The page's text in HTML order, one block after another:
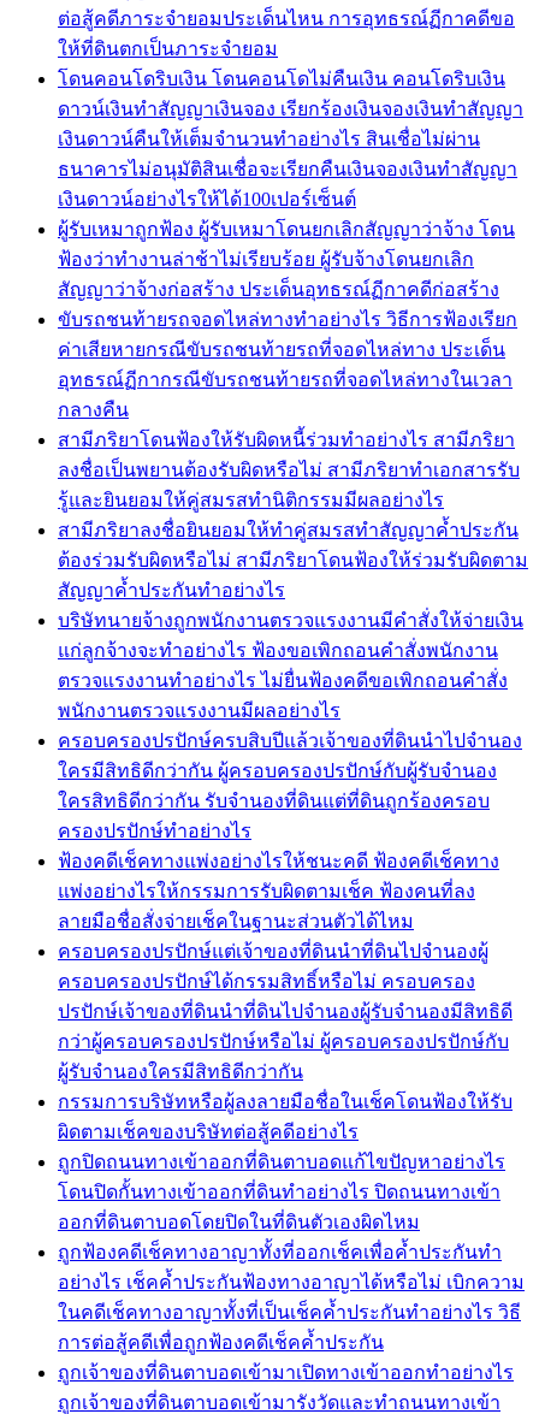
ต่อสู้คดีภาระจำยอมประเด็นไหน การอุทธรณ์ฏีกาคดีขอ
ให้ที่ดินตกเป็นภาระจำยอม
โดนคอนโดริบเงิน โดนคอนโดไม่คืนเงิน คอนโดริบเงิน
ดาวน์เงินทำสัญญาเงินจอง เรียกร้องเงินจองเงินทำสัญญา
เงินดาวน์คืนให้เต็มจำนวนทำอย่างไร สินเชื่อไม่ผ่าน
ธนาคารไม่อนุมัติสินเชื่อจะเรียกคืนเงินจองเงินทำสัญญา
เงินดาวน์อย่างไรให้ได้100เปอร์เซ็นต์
ผู้รับเหมาถูกฟ้อง ผู้รับเหมาโดนยกเลิกสัญญาว่าจ้าง โดน
ฟ้องว่าทำงานล่าช้าไม่เรียบร้อย ผู้รับจ้างโดนยกเลิก
สัญญาว่าจ้างก่อสร้าง ประเด็นอุทธรณ์ฏีกาคดีก่อสร้าง
ขับรถชนท้ายรถจอดไหล่ทางทำอย่างไร วิธีการฟ้องเรียก
ค่าเสียหายกรณีขับรถชนท้ายรถที่จอดไหล่ทาง ประเด็น
อุทธรณ์ฏีกากรณีขับรถชนท้ายรถที่จอดไหล่ทางในเวลา
กลางคืน
สามีภริยาโดนฟ้องให้รับผิดหนี้ร่วมทำอย่างไร สามีภริยา
ลงชื่อเป็นพยานต้องรับผิดหรือไม่ สามีภริยาทำเอกสารรับ
รู้และยินยอมให้คู่สมรสทำนิติกรรมมีผลอย่างไร
สามีภริยาลงชื่อยินยอมให้ทำคู่สมรสทำสัญญาค้ำประกัน
ต้องร่วมรับผิดหรือไม่ สามีภริยาโดนฟ้องให้ร่วมรับผิดตาม
สัญญาค้ำประกันทำอย่างไร
บริษัทนายจ้างถูกพนักงานตรวจแรงงานมีคำสั่งให้จ่ายเงิน
แก่ลูกจ้างจะทำอย่างไร ฟ้องขอเพิกถอนคำสั่งพนักงาน
ตรวจแรงงานทำอย่างไร ไม่ยื่นฟ้องคดีขอเพิกถอนคำสั่ง
พนักงานตรวจแรงงานมีผลอย่างไร
ครอบครองปรปักษ์ครบสิบปีแล้วเจ้าของที่ดินนำไปจำนอง
ใครมีสิทธิดีกว่ากัน ผู้ครอบครองปรปักษ์กับผู้รับจำนอง
ใครสิทธิดีกว่ากัน รับจำนองที่ดินแต่ที่ดินถูกร้องครอบ
ครองปรปักษ์ทำอย่างไร
ฟ้องคดีเช็คทางแพ่งอย่างไรให้ชนะคดี ฟ้องคดีเช็คทาง
แพ่งอย่างไรให้กรรมการรับผิดตามเช็ค ฟ้องคนที่ลง
ลายมือชื่อสั่งจ่ายเช็คในฐานะส่วนตัวได้ไหม
ครอบครองปรปักษ์แต่เจ้าของที่ดินนำที่ดินไปจำนองผู้
ครอบครองปรปักษ์ได้กรรมสิทธิ์หรือไม่ ครอบครอง
ปรปักษ์เจ้าของที่ดินนำที่ดินไปจำนองผู้รับจำนองมีสิทธิดี
กว่าผู้ครอบครองปรปักษ์หรือไม่ ผู้ครอบครองปรปักษ์กับ
ผู้รับจำนองใครมีสิทธิดีกว่ากัน
กรรมการบริษัทหรือผู้ลงลายมือชื่อในเช็คโดนฟ้องให้รับ
ผิดตามเช็คของบริษัทต่อสู้คดีอย่างไร
ถูกปิดถนนทางเข้าออกที่ดินตาบอดแก้ไขปัญหาอย่างไร
โดนปิดกั้นทางเข้าออกที่ดินทำอย่างไร ปิดถนนทางเข้า
ออกที่ดินตาบอดโดยปิดในที่ดินตัวเองผิดไหม
ถูกฟ้องคดีเช็คทางอาญาทั้งที่ออกเช็คเพื่อค้ำประกันทำ
อย่างไร เช็คค้ำประกันฟ้องทางอาญาได้หรือไม่ เบิกความ
ในคดีเช็คทางอาญาทั้งที่เป็นเช็คค้ำประกันทำอย่างไร วิธี
การต่อสู้คดีเพื่อถูกฟ้องคดีเช็คค้ำประกัน
ถูกเจ้าของที่ดินตาบอดเข้ามาเปิดทางเข้าออกทำอย่างไร
ถูกเจ้าของที่ดินตาบอดเข้ามารังวัดและทำถนนทางเข้า